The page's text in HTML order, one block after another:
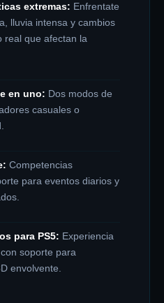
extremas: Enfrentate
lluvia intensa y cambios
real que afectan la
en uno: Dos modos de
casuales o
Competencias
para eventos diarios y
para PS5: Experiencia
soporte para
envolvente.